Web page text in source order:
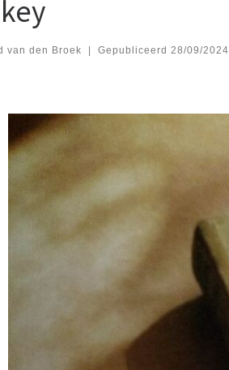
van den Broek Gepubliceerd 28/09/2024
navigatie